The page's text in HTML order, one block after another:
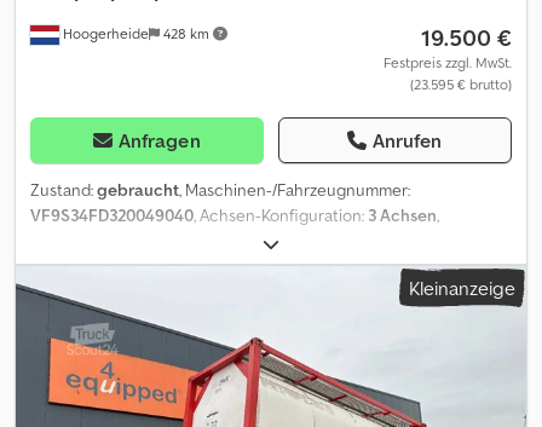
Hoogerheide 428 km 19.500 €
Festpreis zzgl. MwSt.
(23.595 € brutto)
Anfragen Anrufen
Zustand:gebraucht, Maschinen-/Fahrzeugnummer:
VF9S34FD320049040, Achsen-Konfiguration: 3 Achsen,
, Gesamtlänge:
2.550 mm, Gesamthöhe:3.650 mm, Federung:Luft, Reifengröße:
385/65 R22.5
, Tank Tankmaterial:
Inox Materialcode: Z7CN 18.09 Pumpe: ✓ Isoliert: ✓ Inhalt Fächer
(Liter): Net: 29593 // Nominal: 30000 Anzahl der Fächer: 1 Inhalt
(Liter): Net: 29593 // Nominal: 30000 Bitumen: ✓ Prüfdruck: 0.5 bar
Maximale Arbeitsbelastung: 0.1 bar Wandstärke: 3 mm Kraftstoff: ✓
Struktur Tellerhöhe: 120 cm Adr Adr: ✓ ADR-Klassen: FL, AT (3, 9)
Kleinanzeige